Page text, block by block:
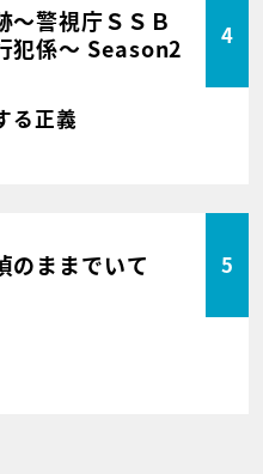
～警視庁ＳＳＢ
犯係～ Season2
4
る正義
のままでいて 5